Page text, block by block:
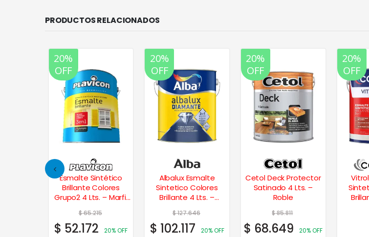
PRODUCTOS RELACIONADOS
20%
OFF
Esmalte Sintético
Brillante Colores
Grupo2 4 Lts. – Marfil
$65.215
$ 52.172 20% OFF
20%
OFF
Albalux Esmalte
Sintetico Colores
Brillante 4 Lts. –
$127.646
$ 102.117 20% OFF
20%
OFF
Cetol Deck Protector
Satinado 4 Lts. –
Roble
$85.811
$ 68.649 20% OFF
20%
OFF